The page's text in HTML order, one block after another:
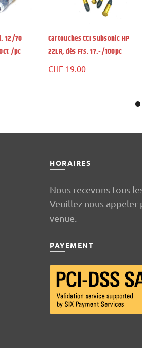
12/70
/pc
Cartouches CCI Subsonic HP
22LR, dès Frs. 17.-/100pc
CHF 19.00
HORAIRES
Nous recevons tous
Veuillez nous
venue.
PAYEMENT